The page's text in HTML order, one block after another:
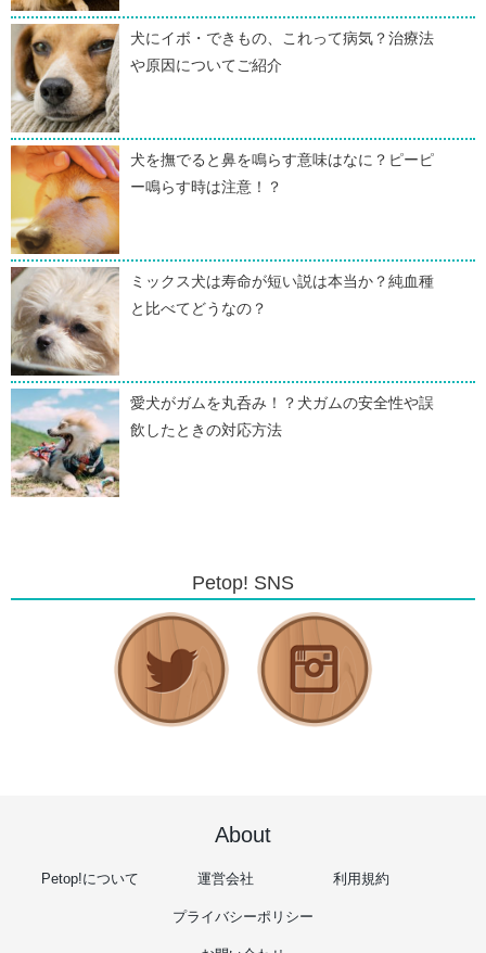
犬にイボ・できもの、これって病気？治療法
や原因についてご紹介
犬を撫でると鼻を鳴らす意味はなに？ピーピ
ー鳴らす時は注意！？
ミックス犬は寿命が短い説は本当か？純血種
と比べてどうなの？
愛犬がガムを丸呑み！？犬ガムの安全性や誤
飲したときの対応方法
Petop! SNS
About
Petop!について 運営会社 利用規約
プライバシーポリシー